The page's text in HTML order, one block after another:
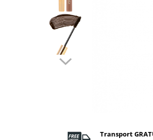
Pigmenti minerali
Transport